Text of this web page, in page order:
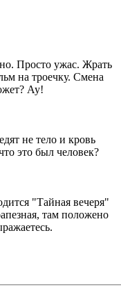
Просто ужас. Жрать
на троечку. Смена
Ау!
не тело и кровь
это был человек?
"Тайная вечеря"
там положено